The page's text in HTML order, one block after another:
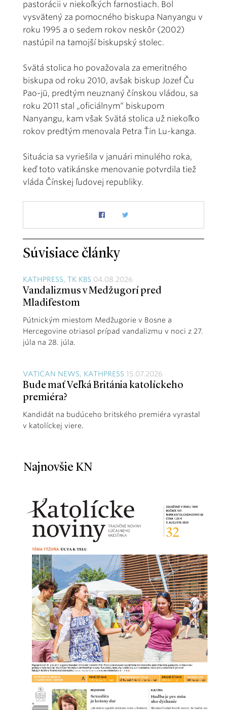
pastorácii v niekoľkých farnostiach. Bol
vysvätený za pomocného biskupa Nanyangu v
roku 1995 a o sedem rokov neskôr (2002)
nastúpil na tamojší biskupský stolec.
Svätá stolica ho považovala za emeritného
biskupa od roku 2010, avšak biskup Jozef Ču
Pao-jü, predtým neuznaný čínskou vládou, sa
roku 2011 stal „oficiálnym“ biskupom
Nanyangu, kam však Svätá stolica už niekoľko
rokov predtým menovala Petra Ťin Lu-kanga.
Situácia sa vyriešila v januári minulého roka,
keď toto vatikánske menovanie potvrdila tiež
vláda Čínskej ľudovej republiky.
Súvisiace články
KATHPRESS, TK KBS 04.08.2026
Vandalizmus v Medžugorí pred
Mladifestom
Pútnickým miestom Medžugorie v Bosne a
Hercegovine otriasol prípad vandalizmu v noci z 27.
júla na 28. júla.
VATICAN NEWS, KATHPRESS 15.07.2026
Bude mať Veľká Británia katolíckeho
premiéra?
Kandidát na budúceho britského premiéra vyrastal
v katolíckej viere.
Najnovšie KN